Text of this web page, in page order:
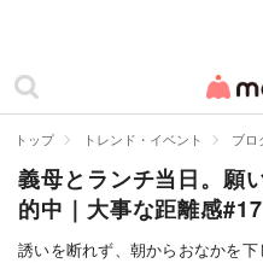
ママリ
カテゴリー一覧
妊娠
出産
トップ トレンド・イベント ブロ
義母とランチ当日。願
的中｜大事な距離感#17
誘いを断れず、朝からおなかを